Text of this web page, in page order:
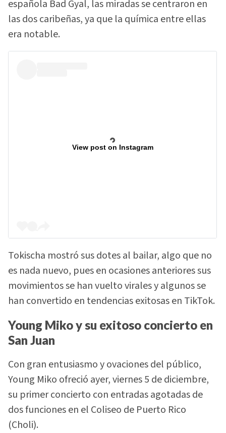
española Bad Gyal, las miradas se centraron en
las dos caribeñas, ya que la química entre ellas
era notable.
View post on Instagram
Tokischa mostró sus dotes al bailar, algo que no
es nada nuevo, pues en ocasiones anteriores sus
movimientos se han vuelto virales y algunos se
han convertido en tendencias exitosas en TikTok.
Young Miko y su exitoso concierto en
San Juan
Con gran entusiasmo y ovaciones del público,
Young Miko ofreció ayer, viernes 5 de diciembre,
su primer concierto con entradas agotadas de
dos funciones en el Coliseo de Puerto Rico
(Choli).